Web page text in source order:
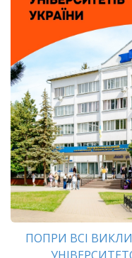
ПОПРИ ВСІ